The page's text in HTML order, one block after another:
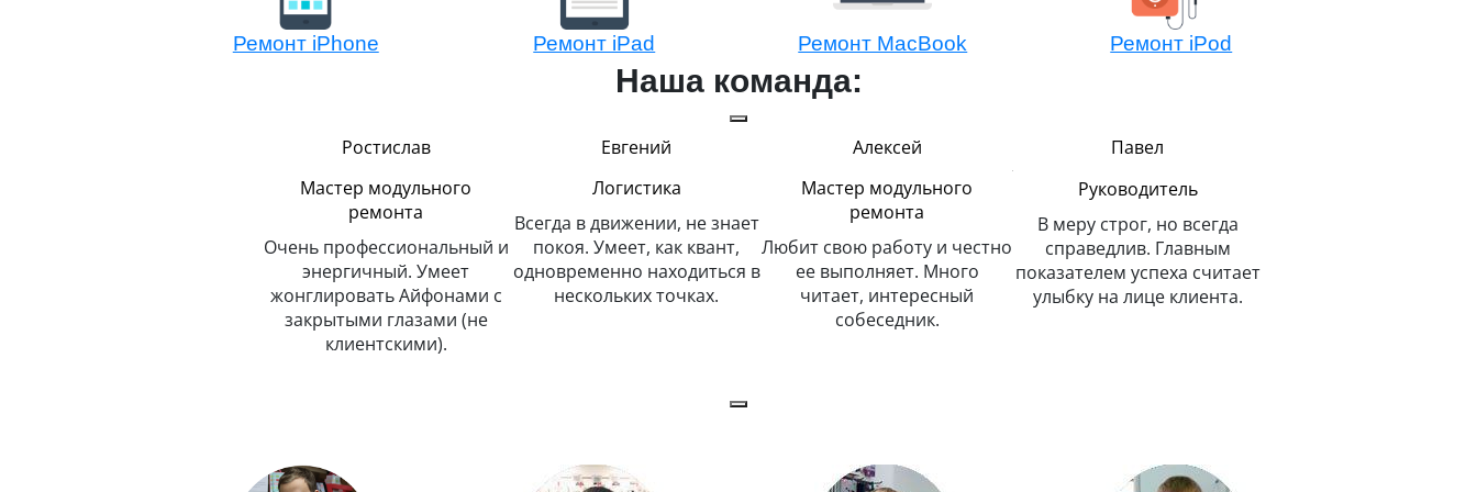
Ремонт iPhone Ремонт iPad Ремонт MacBook Ремонт iPod
Наша команда:
Ростислав
Мастер модульного
ремонта
Очень профессиональный и
энергичный. Умеет
жонглировать Айфонами с
закрытыми глазами (не
клиентскими).
Евгений
Логистика
Всегда в движении, не знает
покоя. Умеет, как квант,
одновременно находиться в
нескольких точках.
Алексей
Мастер модульного
ремонта
Любит свою работу и честно
ее выполняет. Много
читает, интересный
собеседник.
Павел
Руководитель
В меру строг, но всегда
справедлив. Главным
показателем успеха считает
улыбку на лице клиента.